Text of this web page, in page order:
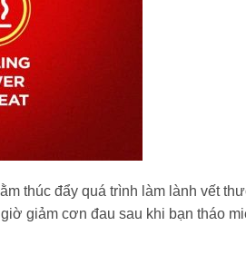
thúc đẩy quá trình làm lành vết
giảm cơn đau sau khi bạn tháo